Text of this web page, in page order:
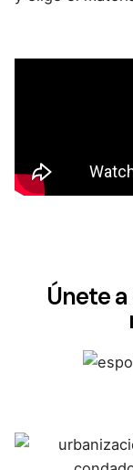
Únete